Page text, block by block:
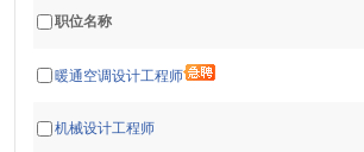
职位名称
暖通空调设计工程师
机械设计工程师